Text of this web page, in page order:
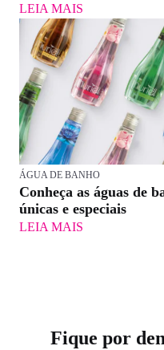
LEIA MAIS
ÁGUA DE BANHO
Conheça as águas de
únicas e especiais
LEIA MAIS
Fique por